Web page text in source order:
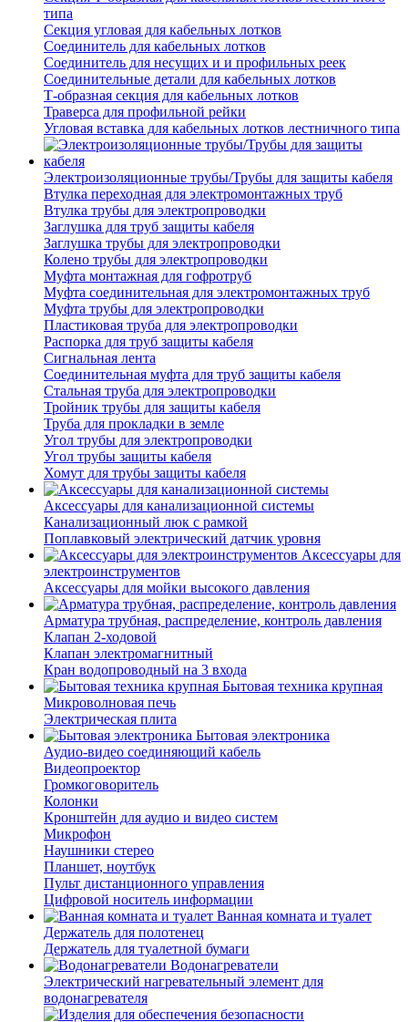
типа
Секция угловая для кабельных лотков
Соединитель для кабельных лотков
Соединитель для несущих и и профильных реек
Соединительные детали для кабельных лотков
Т-образная секция для кабельных лотков
Траверса для профильной рейки
Угловая вставка для кабельных лотков лестничного типа
Электроизоляционные трубы/Трубы для защиты кабеля
Втулка переходная для электромонтажных труб
Втулка трубы для электропроводки
Заглушка для труб защиты кабеля
Заглушка трубы для электропроводки
Колено трубы для электропроводки
Муфта монтажная для гофротруб
Муфта соединительная для электромонтажных труб
Муфта трубы для электропроводки
Пластиковая труба для электропроводки
Распорка для труб защиты кабеля
Сигнальная лента
Соединительная муфта для труб защиты кабеля
Стальная труба для электропроводки
Тройник трубы для защиты кабеля
Труба для прокладки в земле
Угол трубы для электропроводки
Угол трубы защиты кабеля
Хомут для трубы защиты кабеля
Аксессуары для канализационной системы
Канализационный люк с рамкой
Поплавковый электрический датчик уровня
Аксессуары для
электроинструментов
Аксессуары для мойки высокого давления
Арматура трубная, распределение, контроль давления
Клапан 2-ходовой
Клапан электромагнитный
Кран водопроводный на 3 входа
Бытовая техника крупная
Микроволновая печь
Электрическая плита
Бытовая электроника
Аудио-видео соединяющий кабель
Видеопроектор
Громкоговоритель
Колонки
Кронштейн для аудио и видео систем
Микрофон
Наушники стерео
Планшет, ноутбук
Пульт дистанционного управления
Цифровой носитель информации
Ванная комната и туалет
Держатель для полотенец
Держатель для туалетной бумаги
Водонагреватели
Электрический нагревательный элемент для
водонагревателя